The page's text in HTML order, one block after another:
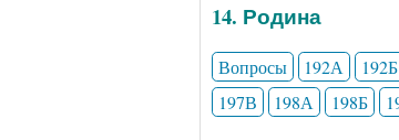
14. Родина
Вопросы 192А 192Б
197В
198А 198Б